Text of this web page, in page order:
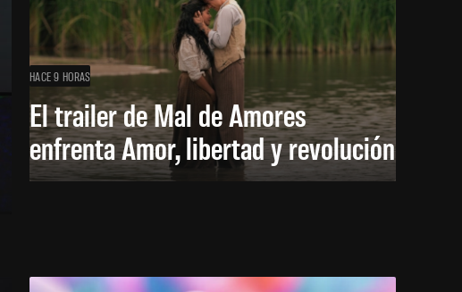
HACE 9 HORAS
El trailer de Mal de Amores
enfrenta Amor, libertad y revolución